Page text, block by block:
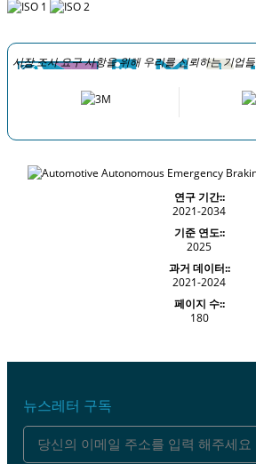
시장 조사 요구 사항을 위해 우리를 신뢰하는 기업들
연구 기간::
2021-2034
기준 연도::
2025
과거 데이터::
2021-2024
페이지 수::
180
뉴스레터 구독